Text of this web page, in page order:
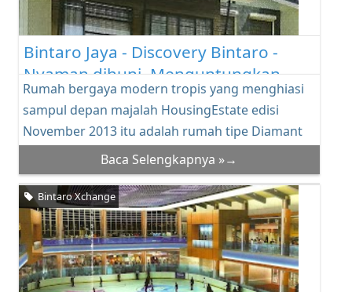
Bintaro Jaya - Discovery Bintaro -
Nyaman dihuni, Menguntungkan
untuk Investasi
Rumah bergaya modern tropis yang menghiasi
sampul depan majalah HousingEstate edisi
November 2013 itu adalah rumah tipe Diamant
Baca Selengkapnya »→
Bintaro Xchange